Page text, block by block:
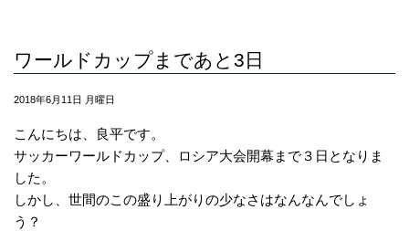
ワールドカップまであと3日
2018年6月11日 月曜日
こんにちは、良平です。
サッカーワールドカップ、ロシア大会開幕まで３日となりま
した。
しかし、世間のこの盛り上がりの少なさはなんなんでしょ
う？